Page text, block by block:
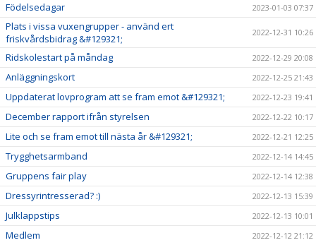
Födelsedagar 2023-01-03 07:37
Plats i vissa vuxengrupper - använd ert
friskvårdsbidrag &#129321;
2022-12-31 10:26
Ridskolestart på måndag 2022-12-29 20:08
Anläggningskort 2022-12-25 21:43
Uppdaterat lovprogram att se fram emot &#129321; 2022-12-23 19:41
December rapport ifrån styrelsen 2022-12-22 10:17
Lite och se fram emot till nästa år &#129321; 2022-12-21 12:25
Trygghetsarmband 2022-12-14 14:45
Gruppens fair play 2022-12-14 12:38
Dressyrintresserad? :) 2022-12-13 15:39
Julklappstips 2022-12-13 10:01
Medlem 2022-12-12 21:12